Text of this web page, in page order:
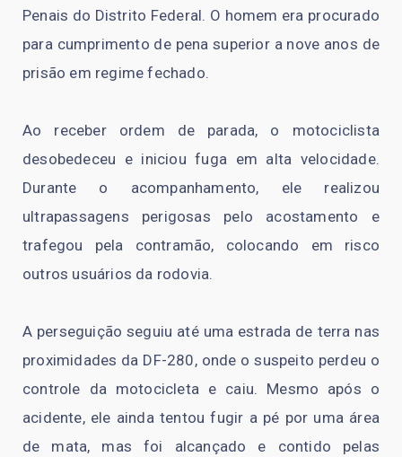
Penais do Distrito Federal. O homem era procurado
para cumprimento de pena superior a nove anos de
prisão em regime fechado.
Ao receber ordem de parada, o motociclista
desobedeceu e iniciou fuga em alta velocidade.
Durante o acompanhamento, ele realizou
ultrapassagens perigosas pelo acostamento e
trafegou pela contramão, colocando em risco
outros usuários da rodovia.
A perseguição seguiu até uma estrada de terra nas
proximidades da DF-280, onde o suspeito perdeu o
controle da motocicleta e caiu. Mesmo após o
acidente, ele ainda tentou fugir a pé por uma área
de mata, mas foi alcançado e contido pelas